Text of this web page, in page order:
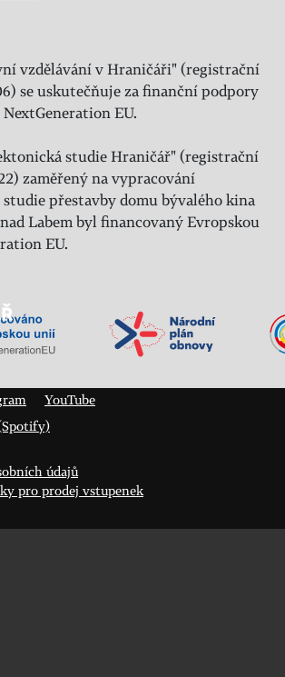
vzdělávání v Hraničáři" (registrační
se uskutečňuje za finanční podpory
EU.
studie Hraničář" (registrační
zaměřený na vypracování
přestavby domu bývalého kina
Labem byl financovaný Evropskou
EU.
spolek
YouTube
údajů
pro prodej vstupenek